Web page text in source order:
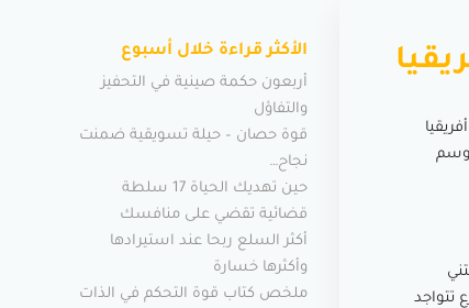
تتواجد
الأكثر قراءة خلال أسبوع
أربعون حكمة صينية في التحفيز
والتفاؤل
قوة حصان – حيلة تسويقية ضمنت
نجاح…
حين تهديك الحياة 17 سلطة
قضائية تقضي على منافسك
أكثر السلع ربحا عند استيرادها
وأكثرها خسارة
ملخص كتاب قوة التحكم في الذات